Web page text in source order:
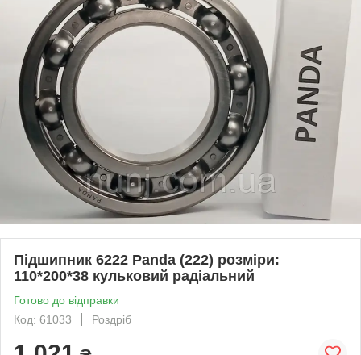
Підшипник 6222 Panda (222) розміри:
110*200*38 кульковий радіальний
Готово до відправки
Код: 61033
Роздріб